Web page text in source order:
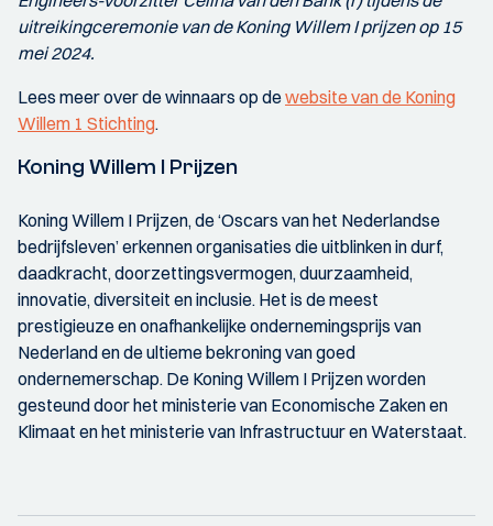
uitreikingceremonie van de Koning Willem I prijzen op 15
mei 2024.
Lees meer over de winnaars op dewebsite van de Koning
Willem 1 Stichting.
Koning Willem I Prijzen
Koning Willem I Prijzen, de ‘Oscars van het Nederlandse
bedrijfsleven’ erkennen organisaties die uitblinken in durf,
daadkracht, doorzettingsvermogen, duurzaamheid,
innovatie, diversiteit en inclusie. Het is de meest
prestigieuze en onafhankelijke ondernemingsprijs van
Nederland en de ultieme bekroning van goed
ondernemerschap. De Koning Willem I Prijzen worden
gesteund door het ministerie van Economische Zaken en
Klimaat en het ministerie van Infrastructuur en Waterstaat.